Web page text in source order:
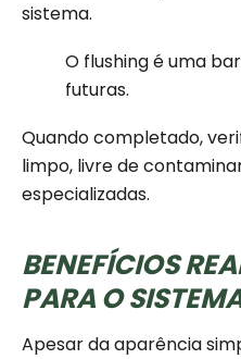
sistema.
O flushing é uma
futuras.
Quando completado,
limpo, livre de
especializadas.
BENEFÍCIOS
PARA O
Apesar da aparência